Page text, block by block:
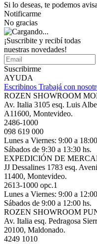
Si lo deseas, te podemos
Notificarme
No gracias
¡Suscribite y recibí todas
nuestras novedades!
Suscribirme
AYUDA
Escribinos Trabajá con
ROZEN SHOWROOM
Av. Italia 3105 esq. Luis
A11600, Montevideo.
2486-1000
098 619 000
Lunes a Viernes: 9:00 a
Sábados de 9:30 a 13:30 hs.
EXPEDICIÓN DE
JJ Dessalines 1783 esq.
11400, Montevideo.
2613-1000 opc.1
Lunes a Viernes: 9:00 a
Sábados de 9:00 a 12:00 hs.
ROZEN SHOWROOM
Av. Italia esq. Pedragosa
20100, Maldonado.
4249 1010